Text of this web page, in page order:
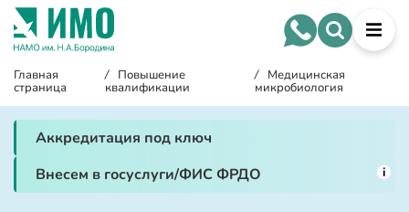
Главная
страница
/ Повышение
квалификации
/ Медицинская
микробиология
Аккредитация под ключ
Внесем в госуслуги/ФИС ФРДО
i